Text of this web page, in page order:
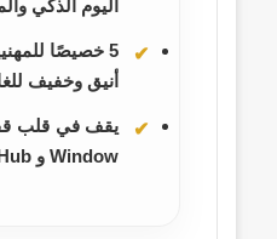
اليوم الذكي
5 خصيصًا
أنيق وخفيف
Window و SuperHub،